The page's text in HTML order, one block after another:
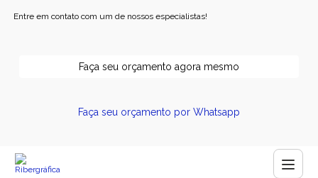
Entre em contato com um de nossos especialistas!
Faça seu orçamento agora mesmo
Faça seu orçamento por Whatsapp